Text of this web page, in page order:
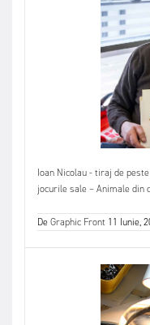
Ioan Nicolau - tiraj de
jocurile sale – Animale din
DeGraphic Front 11 Iunie,